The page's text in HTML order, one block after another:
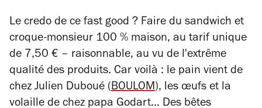
Le credo de ce fast good ? Faire du sandwich et
croque-monsieur 100 % maison, au tarif unique
de 7,50 € – raisonnable, au vu de l'extrême
qualité des produits. Car voilà : le pain vient de
chez Julien Duboué (BOULOM), les œufs et la
volaille de chez papa Godart… Des bêtes